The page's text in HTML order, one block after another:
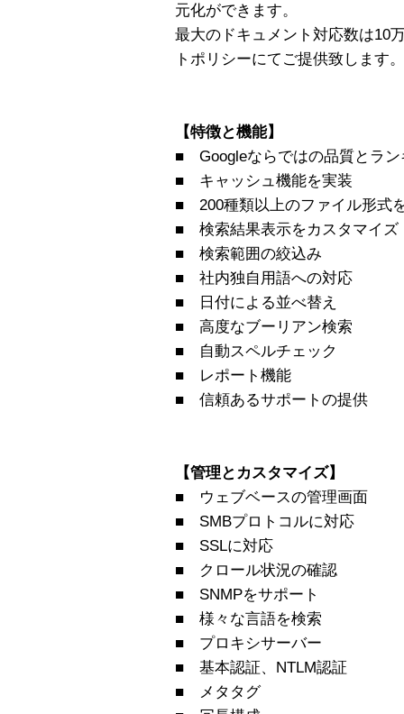
元化ができます。
最大のドキュメント対応数は10
トポリシーにてご提供致します。
【特徴と機能】
■ Googleならではの品質とラン
■ キャッシュ機能を実装
■ 200種類以上のファイル形式
■ 検索結果表示をカスタマイズ
■ 検索範囲の絞込み
■ 社内独自用語への対応
■ 日付による並べ替え
■ 高度なブーリアン検索
■ 自動スペルチェック
■ レポート機能
■ 信頼あるサポートの提供
【管理とカスタマイズ】
■ ウェブベースの管理画面
■ SMBプロトコルに対応
■ SSLに対応
■ クロール状況の確認
■ SNMPをサポート
■ 様々な言語を検索
■ プロキシサーバー
■ 基本認証、NTLM認証
■ メタタグ